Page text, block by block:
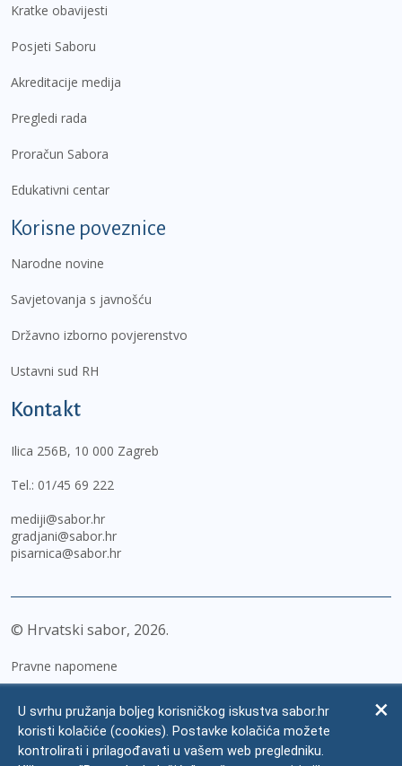
Kratke obavijesti
Posjeti Saboru
Akreditacije medija
Pregledi rada
Proračun Sabora
Edukativni centar
Korisne poveznice
Narodne novine
Savjetovanja s javnošću
Državno izborno povjerenstvo
Ustavni sud RH
Kontakt
Ilica 256B, 10 000 Zagreb
Tel.: 01/45 69 222
mediji@sabor.hr
gradjani@sabor.hr
pisarnica@sabor.hr
© Hrvatski sabor, 2026
Pravne napomene
Zaštita osobnih podataka
Impressum
U svrhu pružanja boljeg korisničkog iskustva sabor.hr
koristi kolačiće (cookies). Postavke kolačića možete
kontrolirati i prilagođavati u vašem web pregledniku.